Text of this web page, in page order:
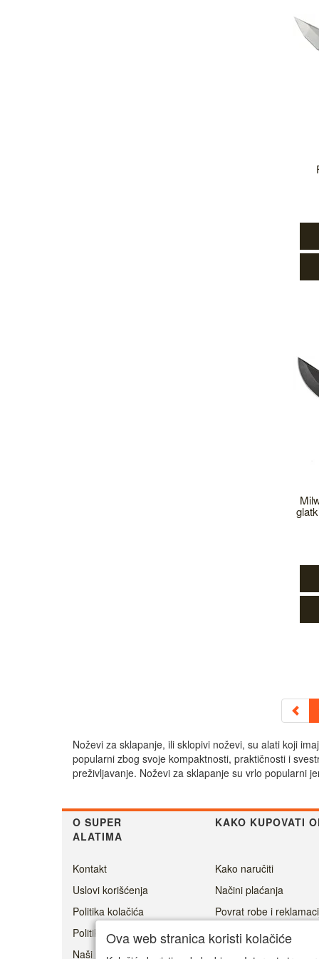
Noževi za sklapanje, ili sklopivi noževi, su alati koji
popularni zbog svoje kompaktnosti, praktičnosti i
preživljavanje. Noževi za sklapanje su vrlo popularni
O SUPER
ALATIMA
KAKO KUPOVATI
Kontakt
Uslovi korišćenja
Politika kolačića
Politika privatnosti
Naši prijatelji
Kako naručiti
Načini plaćanja
Povrat robe i
Cenovnik dostave
Ovlašćeni servisi
Ova web stranica koristi kolačiće